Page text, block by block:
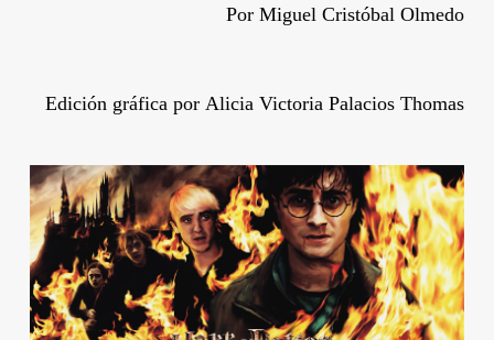
PorMiguel Cristóbal Olmedo
Edición gráfica por Alicia Victoria Palacios Thomas